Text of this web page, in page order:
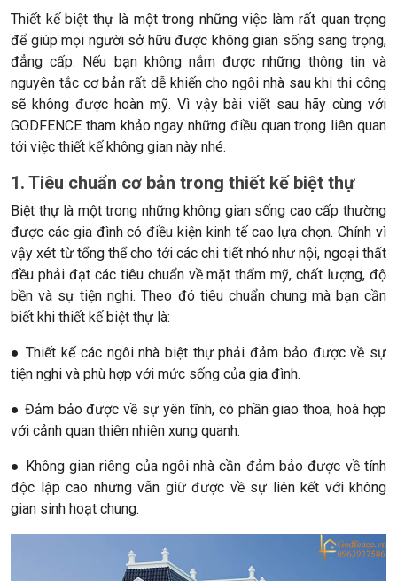
Thiết kế biệt thự là một trong những việc làm rất quan trọng
để giúp mọi người sở hữu được không gian sống sang trọng,
đẳng cấp. Nếu bạn không nắm được những thông tin và
nguyên tắc cơ bản rất dễ khiến cho ngôi nhà sau khi thi công
sẽ không được hoàn mỹ. Vì vậy bài viết sau hãy cùng với
GODFENCE tham khảo ngay những điều quan trọng liên quan
tới việc thiết kế không gian này nhé.
1. Tiêu chuẩn cơ bản trong thiết kế biệt thự
Biệt thự là một trong những không gian sống cao cấp thường
được các gia đình có điều kiện kinh tế cao lựa chọn. Chính vì
vậy xét từ tổng thể cho tới các chi tiết nhỏ như nội, ngoại thất
đều phải đạt các tiêu chuẩn về mặt thẩm mỹ, chất lượng, độ
bền và sự tiện nghi. Theo đó tiêu chuẩn chung mà bạn cần
biết khi thiết kế biệt thự là:
● Thiết kế các ngôi nhà biệt thự phải đảm bảo được về sự
tiện nghi và phù hợp với mức sống của gia đình.
● Đảm bảo được về sự yên tĩnh, có phần giao thoa, hoà hợp
với cảnh quan thiên nhiên xung quanh.
● Không gian riêng của ngôi nhà cần đảm bảo được về tính
độc lập cao nhưng vẫn giữ được về sự liên kết với không
gian sinh hoạt chung.